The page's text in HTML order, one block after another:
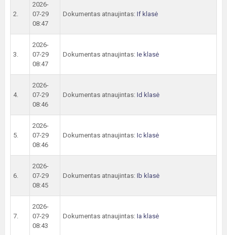
2.
2026-
07-29
08:47
Dokumentas atnaujintas: If klasė
3.
2026-
07-29
08:47
Dokumentas atnaujintas: Ie klasė
4.
2026-
07-29
08:46
Dokumentas atnaujintas: Id klasė
5.
2026-
07-29
08:46
Dokumentas atnaujintas: Ic klasė
6.
2026-
07-29
08:45
Dokumentas atnaujintas: Ib klasė
7.
2026-
07-29
08:43
Dokumentas atnaujintas: Ia klasė